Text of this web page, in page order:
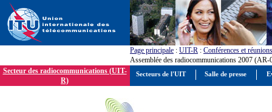
Page principale : UIT-R : Conférences et réunions
Assemblée des radiocommunications 2007 (AR-
Secteur des radiocommunications (UIT-
R)
Secteurs de l'UIT Salle de presse